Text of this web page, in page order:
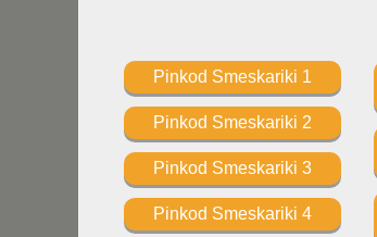
Pinkod Smeskariki 1
Pinkod Smeskariki 2
Pinkod Smeskariki 3
Pinkod Smeskariki 4